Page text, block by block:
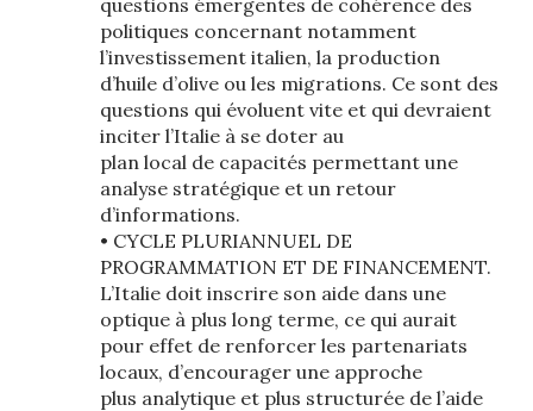
questions émergentes de cohérence des
politiques concernant notamment
l’investissement italien, la production
d’huile d’olive ou les migrations. Ce sont des
questions qui évoluent vite et qui devraient
inciter l’Italie à se doter au
plan local de capacités permettant une
analyse stratégique et un retour
d’informations.
• CYCLE PLURIANNUEL DE
PROGRAMMATION ET DE FINANCEMENT.
L’Italie doit inscrire son aide dans une
optique à plus long terme, ce qui aurait
pour effet de renforcer les partenariats
locaux, d’encourager une approche
plus analytique et plus structurée de l’aide